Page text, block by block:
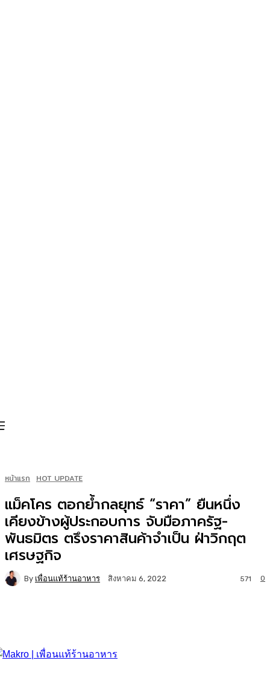
หน้าแรก HOT UPDATE
แม็คโคร ตอกย้ำกลยุทธ์ “ราคา” ยืนหนึ่ง
เคียงข้างผู้ประกอบการ จับมือภาครัฐ-
พันธมิตร ตรึงราคาสินค้าจำเป็น ฝ่าวิกฤต
เศรษฐกิจ
By เพื่อนแท้ร้านอาหาร สิงหาคม 6, 2022 0
571